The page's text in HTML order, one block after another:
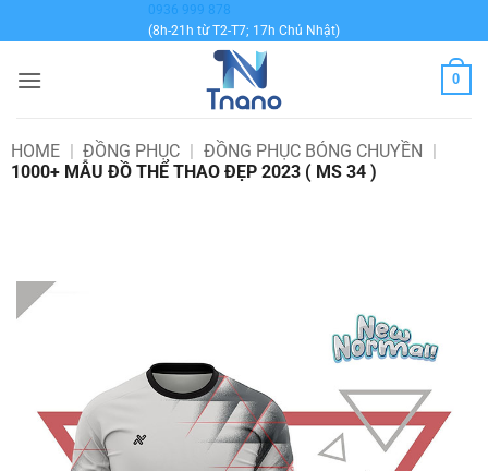
qua
dung
0936 999 878
(8h-21h từ T2-T7; 17h Chủ Nhật)
0
HOME | ĐỒNG PHỤC | ĐỒNG PHỤC BÓNG CHUYỀN |
1000+ MẪU ĐỒ THỂ THAO ĐẸP 2023 ( MS 34 )